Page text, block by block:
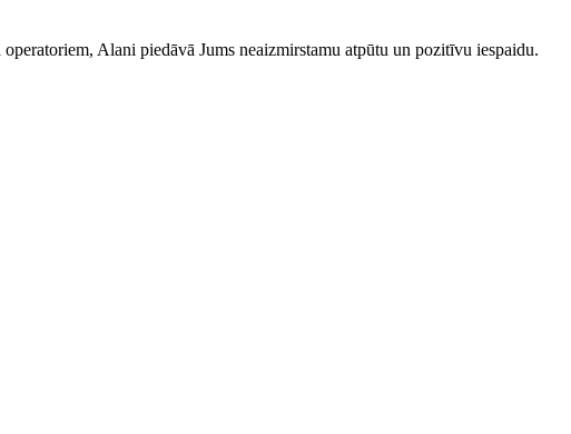
Alani piedāvā Jums neaizmirstamu atpūtu un pozitīvu iespaidu.